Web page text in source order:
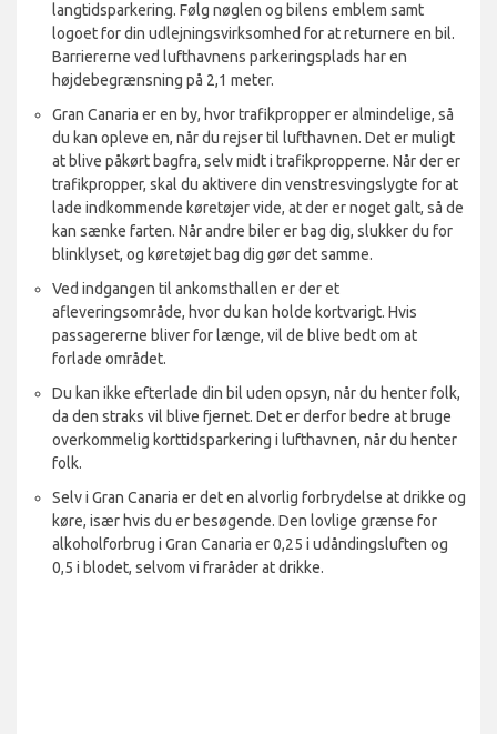
langtidsparkering. Følg nøglen og bilens emblem samt
logoet for din udlejningsvirksomhed for at returnere en bil.
Barriererne ved lufthavnens parkeringsplads har en
højdebegrænsning på 2,1 meter.
Gran Canaria er en by, hvor trafikpropper er almindelige, så
du kan opleve en, når du rejser til lufthavnen. Det er muligt
at blive påkørt bagfra, selv midt i trafikpropperne. Når der er
trafikpropper, skal du aktivere din venstresvingslygte for at
lade indkommende køretøjer vide, at der er noget galt, så de
kan sænke farten. Når andre biler er bag dig, slukker du for
blinklyset, og køretøjet bag dig gør det samme.
Ved indgangen til ankomsthallen er der et
afleveringsområde, hvor du kan holde kortvarigt. Hvis
passagererne bliver for længe, vil de blive bedt om at
forlade området.
Du kan ikke efterlade din bil uden opsyn, når du henter folk,
da den straks vil blive fjernet. Det er derfor bedre at bruge
overkommelig korttidsparkering i lufthavnen, når du henter
folk.
Selv i Gran Canaria er det en alvorlig forbrydelse at drikke og
køre, især hvis du er besøgende. Den lovlige grænse for
alkoholforbrug i Gran Canaria er 0,25 i udåndingsluften og
0,5 i blodet, selvom vi fraråder at drikke.